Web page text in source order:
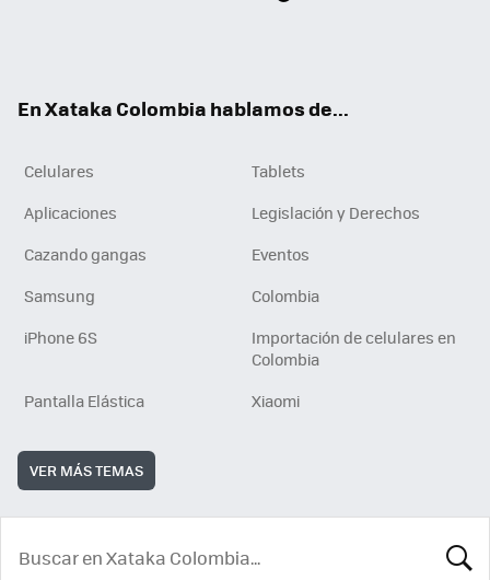
En Xataka Colombia hablamos de...
Celulares
Tablets
Aplicaciones
Legislación y Derechos
Cazando gangas
Eventos
Samsung
Colombia
iPhone 6S
Importación de celulares en
Colombia
Pantalla Elástica
Xiaomi
VER MÁS TEMAS